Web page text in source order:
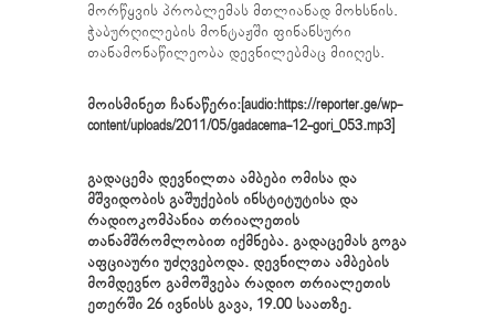
მორწყვის პრობლემას მთლიანად მოხსნის.
ჭაბურღილების მონტაჟში ფინანსური
თანამონაწილეობა დევნილებმაც მიიღეს.
მოისმინეთ ჩანაწერი:[audio:https://reporter.ge/wp-
content/uploads/2011/05/gadacema-12-gori_053.mp3]
გადაცემა დევნილთა ამბები ომისა და
მშვიდობის გაშუქების ინსტიტუტისა და
რადიოკომპანია თრიალეთის
თანამშრომლობით იქმნება. გადაცემას გოგა
აფციაური უძღვებოდა. დევნილთა ამბების
მომდევნო გამოშვება რადიო თრიალეთის
ეთერში 26 ივნისს გავა, 19.00 საათზე.